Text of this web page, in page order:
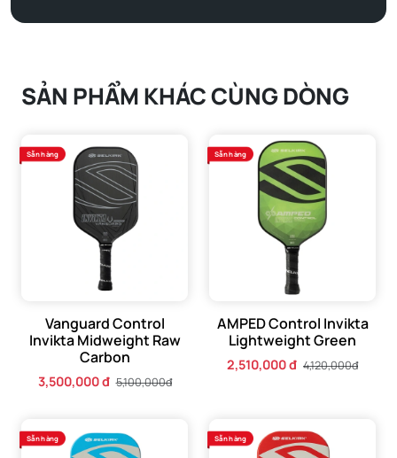
Cuối cùng, tay cầm hình bát giác dài 5” được nâng cấp
khiển và tính nhất quán tàn nhẫn.
SẢN PHẨM KHÁC CÙNG DÒNG
Sẵn hàng
Vanguard Control
Invikta Midweight Raw
Carbon
3,500,000 đ 5,100,000đ
Sẵn hàng
AMPED Control Invikta
Lightweight Green
2,510,000 đ 4,120,000đ
Sẵn hàng Sẵn hàng